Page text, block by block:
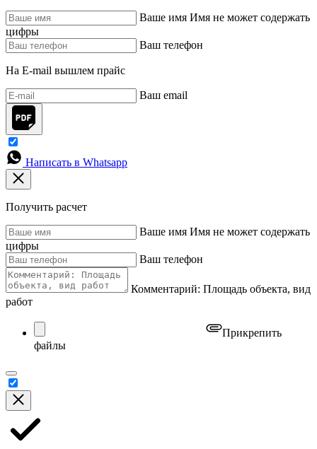
Ваше имя Имя не может содержать
цифры
Ваш телефон
На E-mail вышлем прайс
Ваш email
Написать в Whatsapp
Получить расчет
Ваше имя Имя не может содержать
цифры
Ваш телефон
Комментарий: Площадь объекта, вид
работ
Прикрепить
файлы